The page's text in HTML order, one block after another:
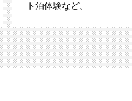
ト泊体験など。